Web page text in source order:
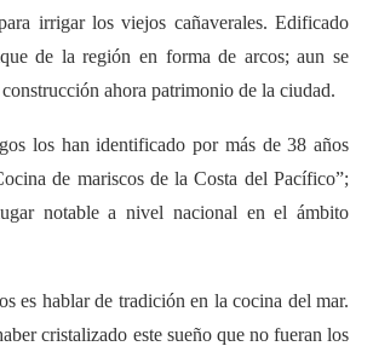
irrigar los viejos cañaverales. Edificado
de la región en forma de arcos; aun se
ahora patrimonio de la ciudad.
los han identificado por más de 38 años
de mariscos de la Costa del Pacífico”;
notable a nivel nacional en el ámbito
es hablar de tradición en la cocina del mar.
cristalizado este sueño que no fueran los